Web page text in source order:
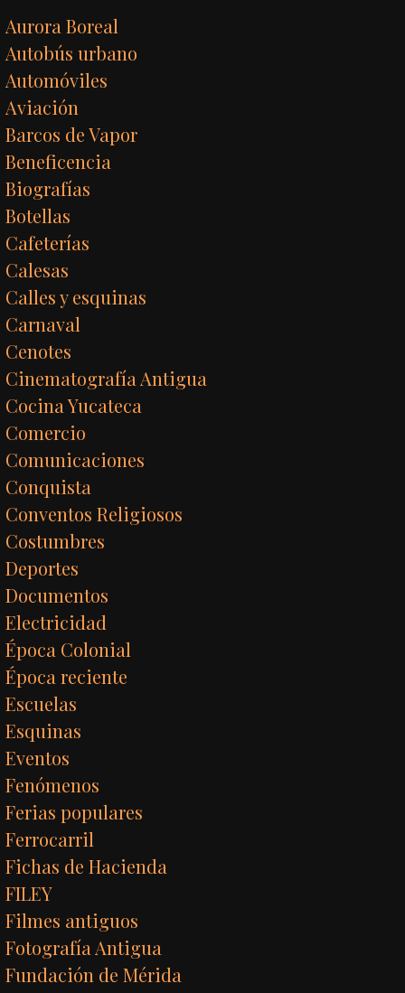
Aurora Boreal
Autobús urbano
Automóviles
Aviación
Barcos de Vapor
Beneficencia
Biografías
Botellas
Cafeterías
Calesas
Calles y esquinas
Carnaval
Cenotes
Cinematografía Antigua
Cocina Yucateca
Comercio
Comunicaciones
Conquista
Conventos Religiosos
Costumbres
Deportes
Documentos
Electricidad
Época Colonial
Época reciente
Escuelas
Esquinas
Eventos
Fenómenos
Ferias populares
Ferrocarril
Fichas de Hacienda
FILEY
Filmes antiguos
Fotografía Antigua
Fundación de Mérida